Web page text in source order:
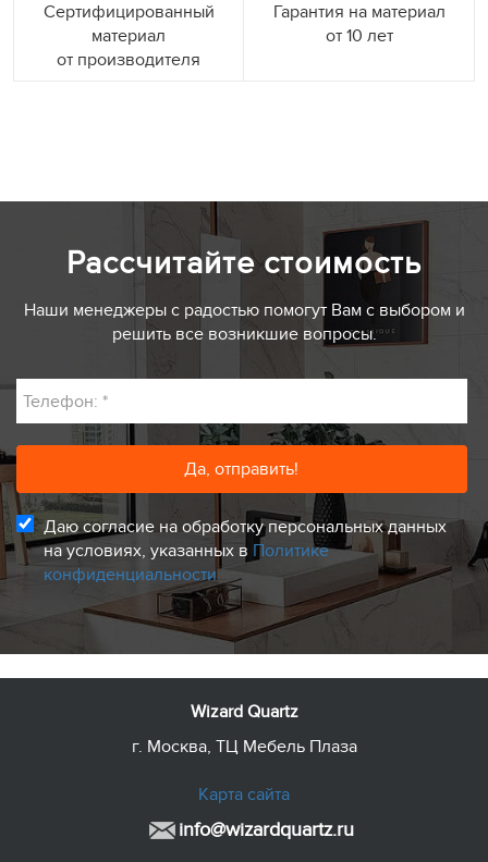
Сертифицированный
материал
от производителя
Гарантия на материал
от 10 лет
Рассчитайте стоимость
Наши менеджеры с радостью помогут Вам с выбором и
решить все возникшие вопросы.
Телефон: *
Даю согласие на обработку персональных данных
на условиях, указанных в Политике
конфиденциальности
Wizard Quartz
г. Москва, ТЦ Мебель Плаза
Карта сайта
info@wizardquartz.ru